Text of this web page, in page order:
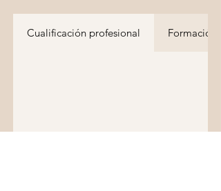
Cualificación profesional Formación